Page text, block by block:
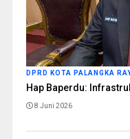
DPRD KOTA PALANGKA
Hap Baperdu:
8 Juni 2026